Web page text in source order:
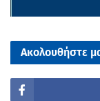
Ακολουθήστε